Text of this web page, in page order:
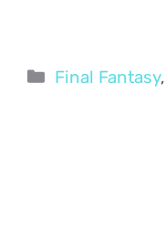
Categorie
Final Fantasy,